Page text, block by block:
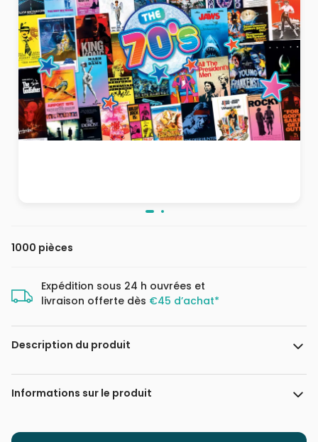
1000 pièces
Expédition sous 24 h ouvrées et
livraison offerte dès €45 d’achat*
Description du produit
MasterPieces
Informations sur le produit
Marque Master Pieces